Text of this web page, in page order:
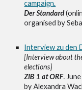
campaign.
Der Standard
organised by
Interview zu den
[Interview about
elections]
ZIB 1 at ORF.
by Alexandra